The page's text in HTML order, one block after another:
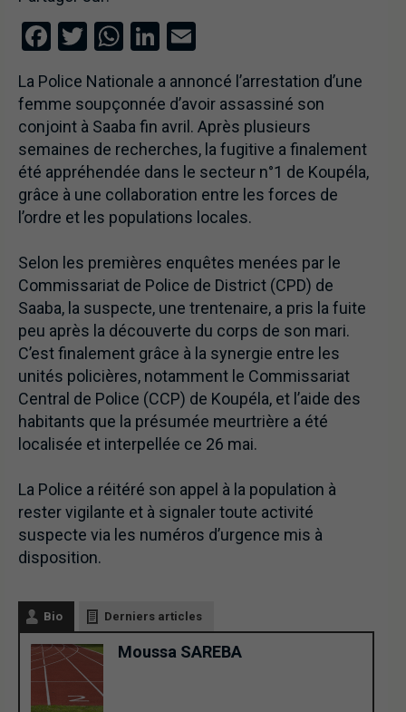
Facebook
Twitter
WhatsApp
LinkedIn
La Police Nationale a annoncé l’arrestation d’une
femme soupçonnée d’avoir assassiné son
conjoint à Saaba fin avril. Après plusieurs
semaines de recherches, la fugitive a finalement
été appréhendée dans le secteur n°1 de Koupéla,
grâce à une collaboration entre les forces de
l’ordre et les populations locales.
Selon les premières enquêtes menées par le
Commissariat de Police de District (CPD) de
Saaba, la suspecte, une trentenaire, a pris la fuite
peu après la découverte du corps de son mari.
C’est finalement grâce à la synergie entre les
unités policières, notamment le Commissariat
Central de Police (CCP) de Koupéla, et l’aide des
habitants que la présumée meurtrière a été
localisée et interpellée ce 26 mai.
La Police a réitéré son appel à la population à
rester vigilante et à signaler toute activité
suspecte via les numéros d’urgence mis à
disposition.
Bio Derniers articles
Moussa SAREBA